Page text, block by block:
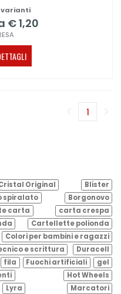
varianti
€ 1,20
1
Original
Blister
spiralato
Borgonovo
carta
carta crespa
Cartellette polionda
Colori per bambini e ragazzi
e scrittura
Duracell
fila Fuochi artificiali
gel
Hot Wheels
Lyra
Marcatori